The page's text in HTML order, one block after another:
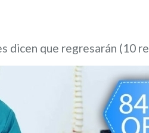
dicen que regresarán (10